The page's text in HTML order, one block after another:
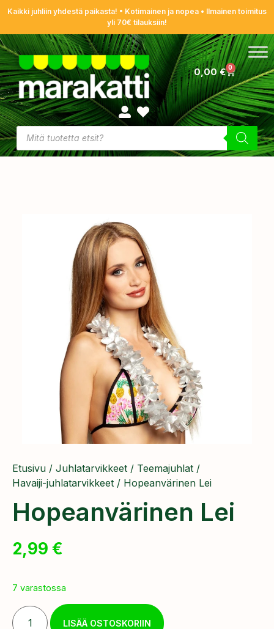
Kaikki juhliin yhdestä paikasta! • Kotimainen ja nopea • Ilmainen toimitus
yli 70€ tilauksiin!
0,00€ 0
Etusivu / Juhlatarvikkeet / Teemajuhlat /
Havaiji-juhlatarvikkeet / Hopeanvärinen Lei
Hopeanvärinen Lei
2,99 €
7 varastossa
LISÄÄ OSTOSKORIIN